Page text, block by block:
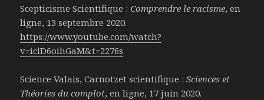
Scepticisme Scientifique :Comprendre le racisme, en
ligne, 13 septembre 2020.
https://www.youtube.com/watch?
v=iclD6oihGaM&t=2276s
Science Valais, Carnotzet scientifique :Sciences et
Théories du complot, en ligne, 17 juin 2020.